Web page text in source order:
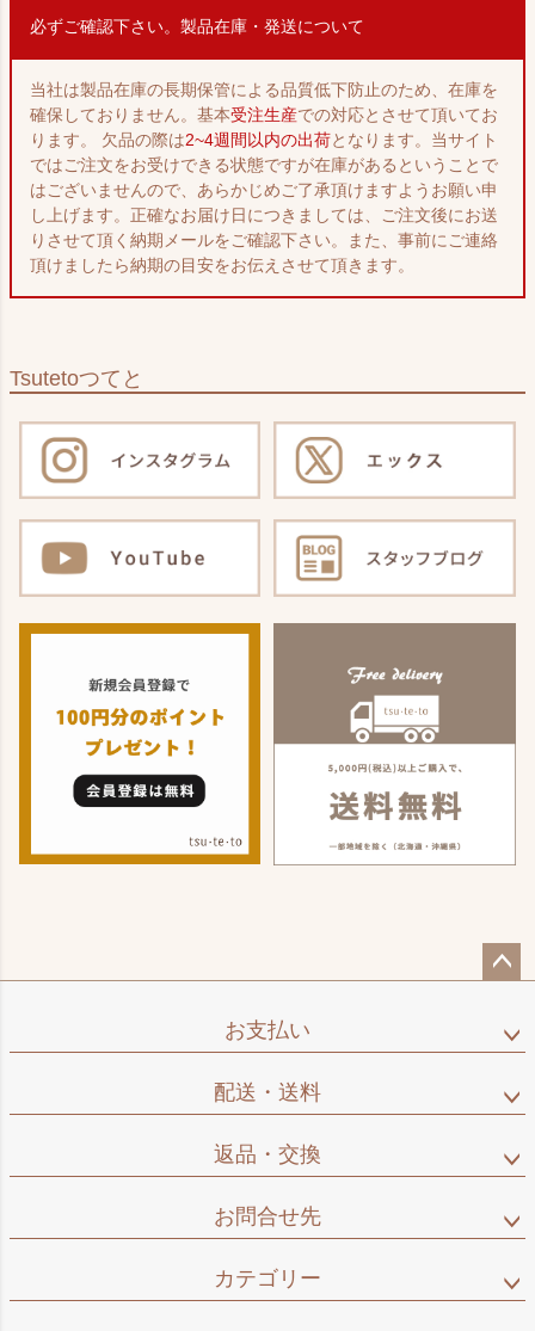
必ずご確認下さい。製品在庫・発送について
当社は製品在庫の長期保管による品質低下防止のため、在庫を
確保しておりません。基本受注生産での対応とさせて頂いてお
ります。 欠品の際は2~4週間以内の出荷となります。当サイト
ではご注文をお受けできる状態ですが在庫があるということで
はございませんので、あらかじめご了承頂けますようお願い申
し上げます。正確なお届け日につきましては、ご注文後にお送
りさせて頂く納期メールをご確認下さい。また、事前にご連絡
頂けましたら納期の目安をお伝えさせて頂きます。
Tsutetoつてと
ップ
お支払い
配送・送料
返品・交換
お問合せ先
カテゴリー